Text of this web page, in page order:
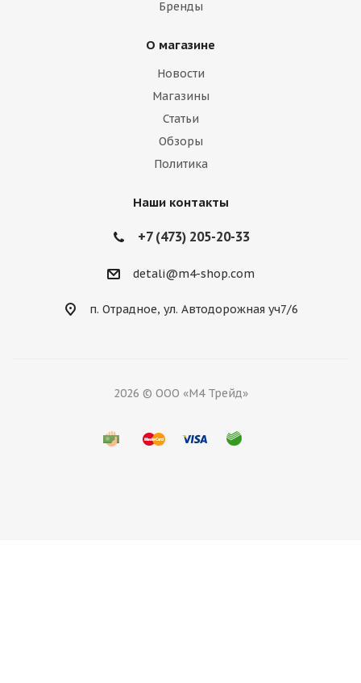
Бренды
О магазине
Новости
Магазины
Статьи
Обзоры
Политика
Наши контакты
+7 (473) 205-20-33
detali@m4-shop.com
п. Отрадное, ул. Автодорожная уч7/6
2026 © ООО «М4 Трейд»